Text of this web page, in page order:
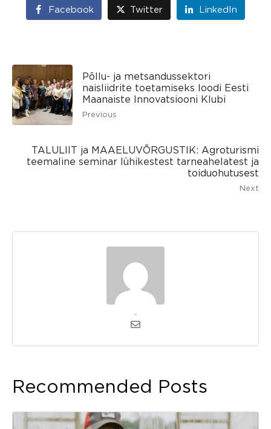
Facebook Twitter LinkedIn
Põllu- ja metsandussektori
naisliidrite toetamiseks loodi Eesti
Maanaiste Innovatsiooni Klubi
Previous
TALULIIT ja MAAELUVÕRGUSTIK: Agroturismi
teemaline seminar lühikestest tarneahelatest ja
toiduohutusest
Next
Recommended Posts